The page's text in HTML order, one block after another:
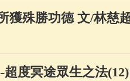
獲殊勝功德 文/林慈
度冥途眾生之法